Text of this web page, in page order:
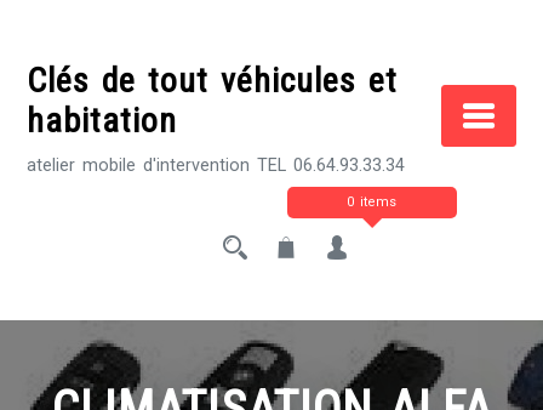
contentClés de tout véhicules et
habitation
atelier mobile d'intervention TEL 06.64.93.33.34
0 items